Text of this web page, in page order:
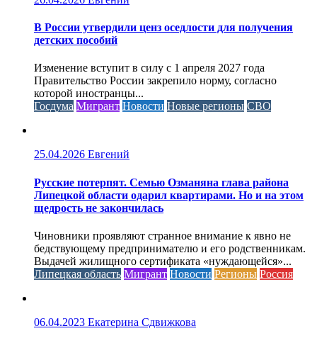
В России утвердили ценз оседлости для получения
детских пособий
Изменение вступит в силу с 1 апреля 2027 года
Правительство России закрепило норму, согласно
которой иностранцы...
Госдума Мигрант Новости Новые регионы СВО
25.04.2026 Евгений
Русские потерпят. Семью Озманяна глава района
Липецкой области одарил квартирами. Но и на этом
щедрость не закончилась
Чиновники проявляют странное внимание к явно не
бедствующему предпринимателю и его родственникам.
Выдачей жилищного сертификата «нуждающейся»...
Липецкая область Мигрант Новости Регионы Россия
06.04.2023 Екатерина Сдвижкова